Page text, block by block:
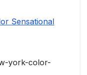
Sensational
york-color-